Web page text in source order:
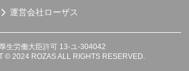
運営会社ローザス
厚生労働大臣許可 13-ユ-304042
© 2024 ROZAS ALL RIGHTS RESERVED.